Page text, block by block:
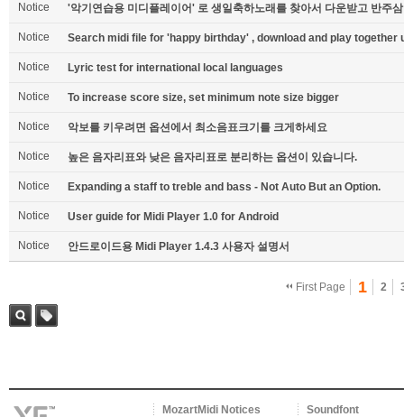
Notice '악기연습용 미디플레이어' 로 생일축하노래를 찾아서 다운받고 반주
Notice Search midi file for 'happy birthday' , download and play
Notice Lyric test for international local languages
Notice To increase score size, set minimum note size bigger
Notice 악보를 키우려면 옵션에서 최소음표크기를 크게하세요
Notice 높은 음자리표와 낮은 음자리표로 분리하는 옵션이 있습니다.
Notice Expanding a staff to treble and bass - Not Auto But an Option.
Notice User guide for Midi Player 1.0 for Android
Notice 안드로이드용 Midi Player 1.4.3 사용자 설명서
First Page 1 2
MozartMidi Notices
Soundfont